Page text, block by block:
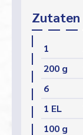
Zutaten
1
200 g
6
1 EL
100 g